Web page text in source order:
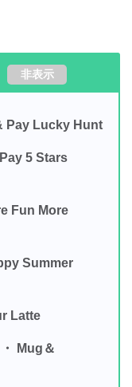
非表示
Pay Lucky Hunt
5 Stars
Fun More
Summer
Latte
Mug＆